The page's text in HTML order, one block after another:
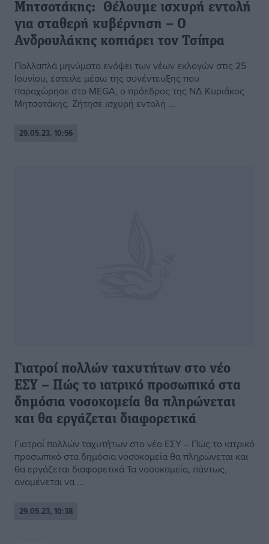
Μητσοτάκης: Θέλουμε ισχυρή εντολή
για σταθερή κυβέρνηση – Ο
Ανδρουλάκης κοπιάρει τον Τσίπρα
Πολλαπλά μηνύματα ενόψει των νέων εκλογών στις 25
Ιουνίου, έστειλε μέσω της συνέντευξης που
παραχώρησε στο MEGA, ο πρόεδρος της ΝΔ Κυριάκος
Μητσοτάκης. Ζήτησε ισχυρή εντολή ...
29.05.23, 10:56
Γιατροί πολλών ταχυτήτων στο νέο
ΕΣΥ – Πώς το ιατρικό προσωπικό στα
δημόσια νοσοκομεία θα πληρώνεται
και θα εργάζεται διαφορετικά
Γιατροί πολλών ταχυτήτων στο νέο ΕΣΥ – Πώς το ιατρικό
προσωπικό στα δημόσια νοσοκομεία θα πληρώνεται και
θα εργάζεται διαφορετικά Τα νοσοκομεία, πάντως,
αναμένεται να ...
29.05.23, 10:38